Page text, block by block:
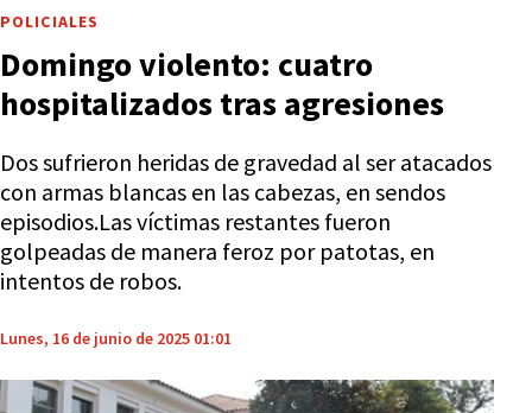
POLICIALES
Domingo violento: cuatro
hospitalizados tras agresiones
Dos sufrieron heridas de gravedad al ser atacados
con armas blancas en las cabezas, en sendos
episodios.Las víctimas restantes fueron
golpeadas de manera feroz por patotas, en
intentos de robos.
Lunes, 16 de junio de 2025 01:01